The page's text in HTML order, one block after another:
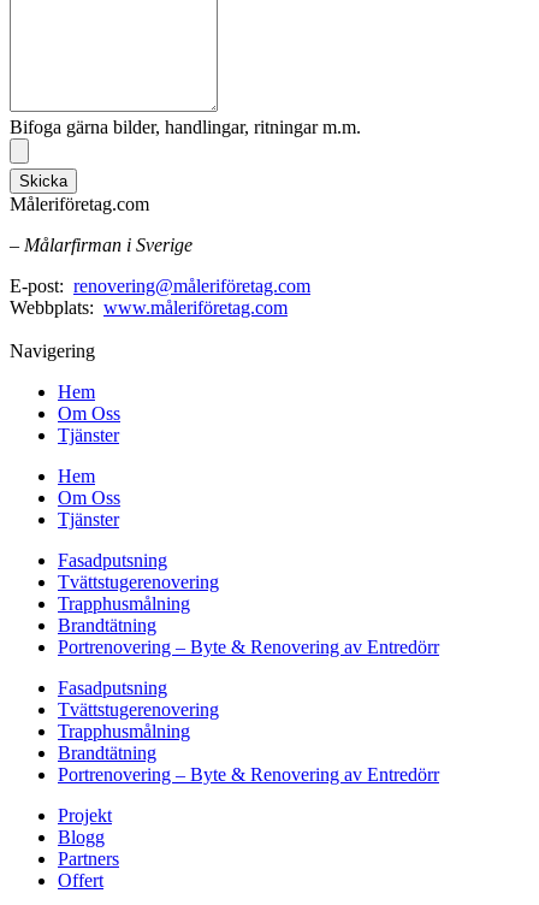
Bifoga gärna bilder, handlingar, ritningar m.m.
Skicka
Måleriföretag.com
– Målarfirman i Sverige
E-post: renovering@måleriföretag.com
Webbplats: www.måleriföretag.com
Navigering
Hem
Om Oss
Tjänster
Hem
Om Oss
Tjänster
Fasadputsning
Tvättstugerenovering
Trapphusmålning
Brandtätning
Portrenovering – Byte & Renovering av Entredörr
Fasadputsning
Tvättstugerenovering
Trapphusmålning
Brandtätning
Portrenovering – Byte & Renovering av Entredörr
Projekt
Blogg
Partners
Offert